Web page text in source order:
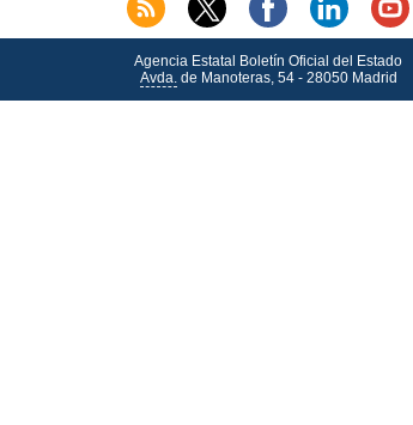
Agencia Estatal Boletín Oficial del Estado
Avda.de Manoteras, 54 - 28050 Madrid